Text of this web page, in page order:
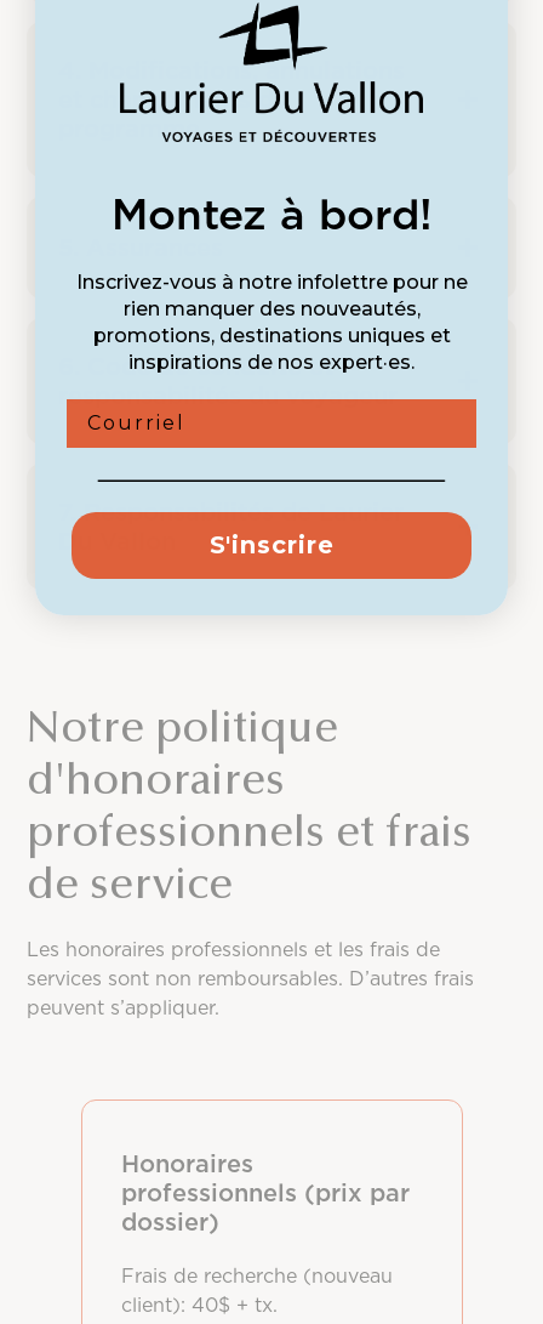
4. Modifications, annulations
et changements de
programme
6. Code de conduite et
responsabilités du voyageur
7. Responsabilités de Laurier
Du Vallon
Notre politique
d'honoraires
professionnels et frais
de service
Les honoraires professionnels et les frais de
services sont non remboursables. D’autres frais
peuvent s’appliquer.
Honoraires
professionnels (prix par
dossier)
Frais de recherche (nouveau
client): 40$ + tx.
Montez à bord!
Inscrivez-vous à notre infolettre pour ne
rien manquer des nouveautés,
promotions, destinations uniques et
inspirations de nos expert·es.
Courriel
S'inscrire